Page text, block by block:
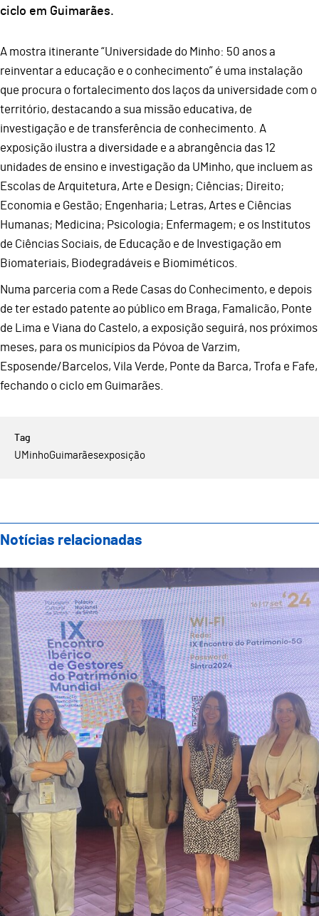
ciclo em Guimarães.
A mostra itinerante “Universidade do Minho: 50 anos a
reinventar a educação e o conhecimento” é uma instalação
que procura o fortalecimento dos laços da universidade com o
território, destacando a sua missão educativa, de
investigação e de transferência de conhecimento. A
exposição ilustra a diversidade e a abrangência das 12
unidades de ensino e investigação da UMinho, que incluem as
Escolas de Arquitetura, Arte e Design; Ciências; Direito;
Economia e Gestão; Engenharia; Letras, Artes e Ciências
Humanas; Medicina; Psicologia; Enfermagem; e os Institutos
de Ciências Sociais, de Educação e de Investigação em
Biomateriais, Biodegradáveis e Biomiméticos.
Numa parceria com a Rede Casas do Conhecimento, e depois
de ter estado patente ao público em Braga, Famalicão, Ponte
de Lima e Viana do Castelo, a exposição seguirá, nos próximos
meses, para os municípios da Póvoa de Varzim,
Esposende/Barcelos, Vila Verde, Ponte da Barca, Trofa e Fafe,
fechando o ciclo em Guimarães.
UMinhoGuimarãesexposição
Notícias relacionadas
Guimarães Representada no IX Encontro Ibérico de